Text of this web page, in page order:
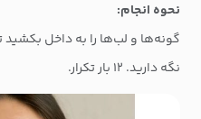
نحوه انجام:
نگه دارید. ۱۲ بار تکرار.